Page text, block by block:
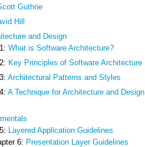
Guthrie
Hill
and Design
What is Software Architecture?
Key Principles of Software Architecture
Architectural Patterns and Styles
A Technique for Architecture and Design
Layered Application Guidelines
6: Presentation Layer Guidelines